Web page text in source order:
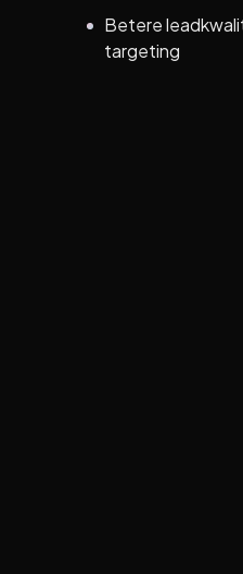
Betere
targeting